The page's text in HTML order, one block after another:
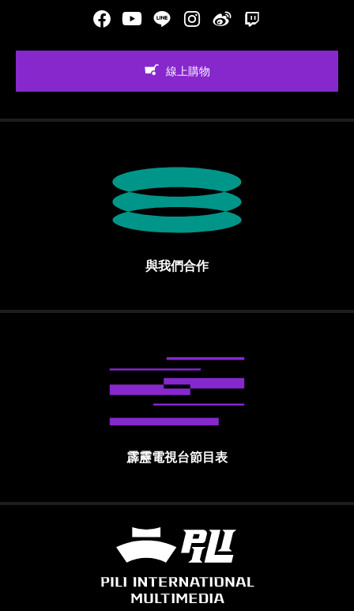
FacebookYoutubeLINE Instgram新浪微博
線上購物
與我們合作
霹靂電視台節目表
霹靂國際多媒體股份有限公司 PILI